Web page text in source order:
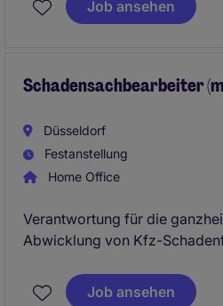
Dienstleistungsumfeld
Job ansehen
Schadensachbearbeiter
Düsseldorf
Festanstellung
Home Office
Verantwortung für die
Abwicklung von Kfz-
internationalen Umfeld.
Job ansehen